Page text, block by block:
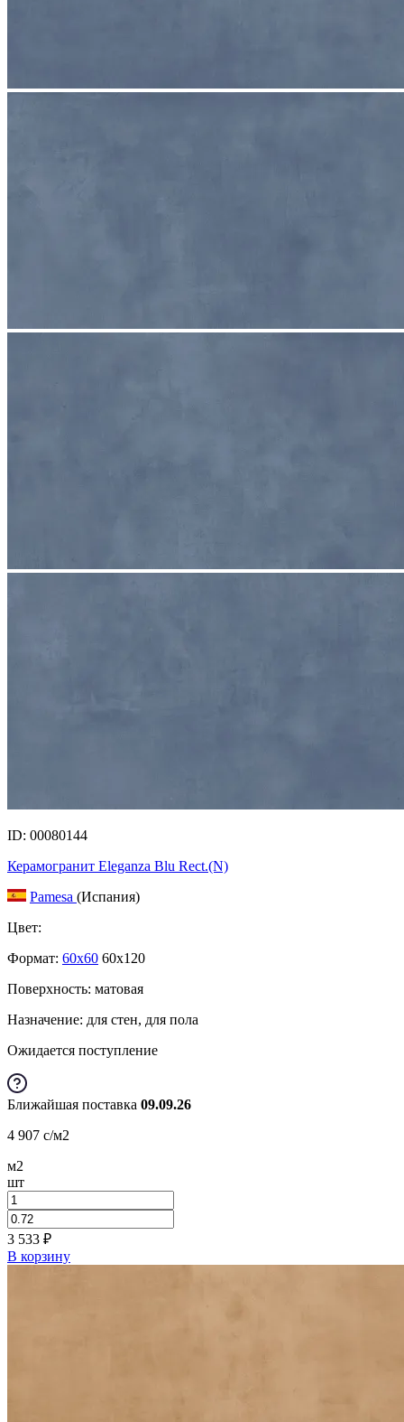
ID: 00080144
Керамогранит Eleganza Blu Rect.(N)
Pamesa (Испания)
Цвет:
Формат: 60x60 60x120
Поверхность: матовая
Назначение: для стен, для пола
Ожидается поступление
Ближайшая поставка 09.09.26
4 907 c/м2
м2
шт
3 533 ₽
В корзину